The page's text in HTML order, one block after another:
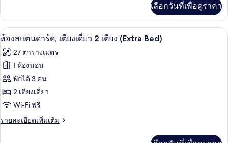
ไซส์
เตียง
(Extra
Bed)
เกี่ยว
กับ
ห้อง
เตียง
คิง
เตียง
(Extra
Bed)
เลือกวันที่เพื่อดูราคา
เปิด
ภาพถ่าย
ทั้งหมด
ของ
ห้อง
สแตนดาร์ด,
เตียง
เครื่องนอนระดับพรีเมียม, ตู้นิรภัยใน
6
ห้องสแตนดาร์ด, เตียงเดี่ยว 2 เตียง (Extra Bed)
27 ตารางเมตร
1 ห้องนอน
พักได้ 3 คน
2 เตียงเดี่ยว
Wi-Fi ฟรี
รายละเอียดเพิ่มเติม
ราย